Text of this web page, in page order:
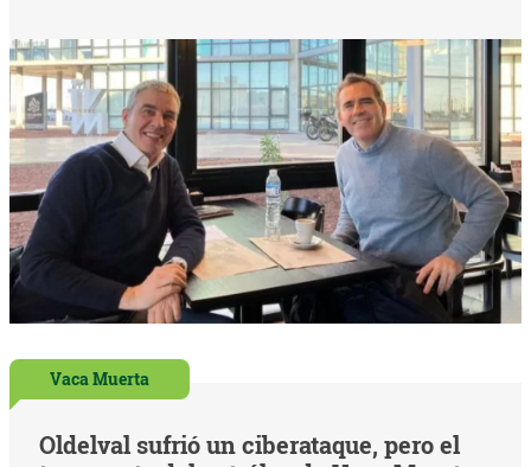
Vaca Muerta
Oldelval sufrió un ciberataque, pero el